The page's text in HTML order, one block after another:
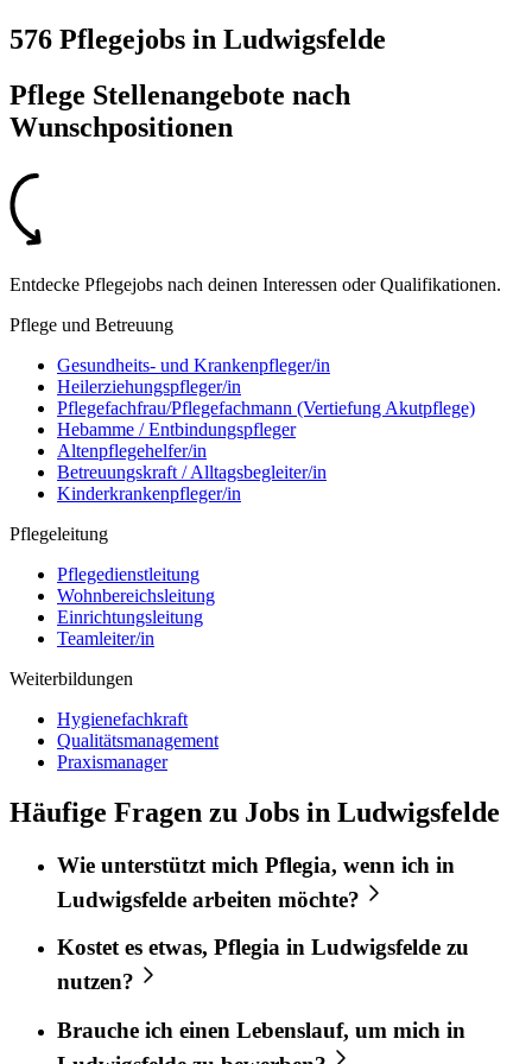
576 Pflegejobs in Ludwigsfelde
Pflege Stellenangebote nach
Wunschpositionen
Entdecke Pflegejobs nach deinen Interessen oder Qualifikationen.
Pflege und Betreuung
Gesundheits- und Krankenpfleger/in
Heilerziehungspfleger/in
Pflegefachfrau/Pflegefachmann (Vertiefung Akutpflege)
Hebamme / Entbindungspfleger
Altenpflegehelfer/in
Betreuungskraft / Alltagsbegleiter/in
Kinderkrankenpfleger/in
Pflegeleitung
Pflegedienstleitung
Wohnbereichsleitung
Einrichtungsleitung
Teamleiter/in
Weiterbildungen
Hygienefachkraft
Qualitätsmanagement
Praxismanager
Häufige Fragen zu Jobs in Ludwigsfelde
Wie unterstützt mich Pflegia, wenn ich in
Ludwigsfelde arbeiten möchte?
Kostet es etwas, Pflegia in Ludwigsfelde zu
nutzen?
Brauche ich einen Lebenslauf, um mich in